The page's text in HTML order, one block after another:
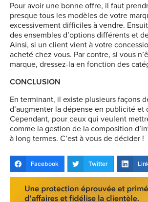
Pour avoir une bonne offre, il faut
presque tous les modèles de votre
excessivement difficiles à vendre.
des ensembles d’options différents et
Ainsi, si un client vient à votre
acheté chez vous. Par contre, si vous
marque, dressez-la en fonction des
CONCLUSION
En terminant, il existe plusieurs façons
d’augmenter la dépense en publicité
Cependant, pour ceux qui veulent
comme la gestion de la composition
à long termes. C’est à vous de décider !
Facebook Twitter